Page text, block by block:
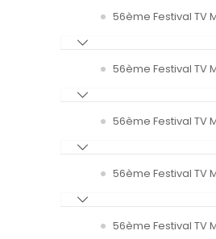
56ème Festival TV
56ème Festival TV
56ème Festival TV
56ème Festival TV
56ème Festival TV